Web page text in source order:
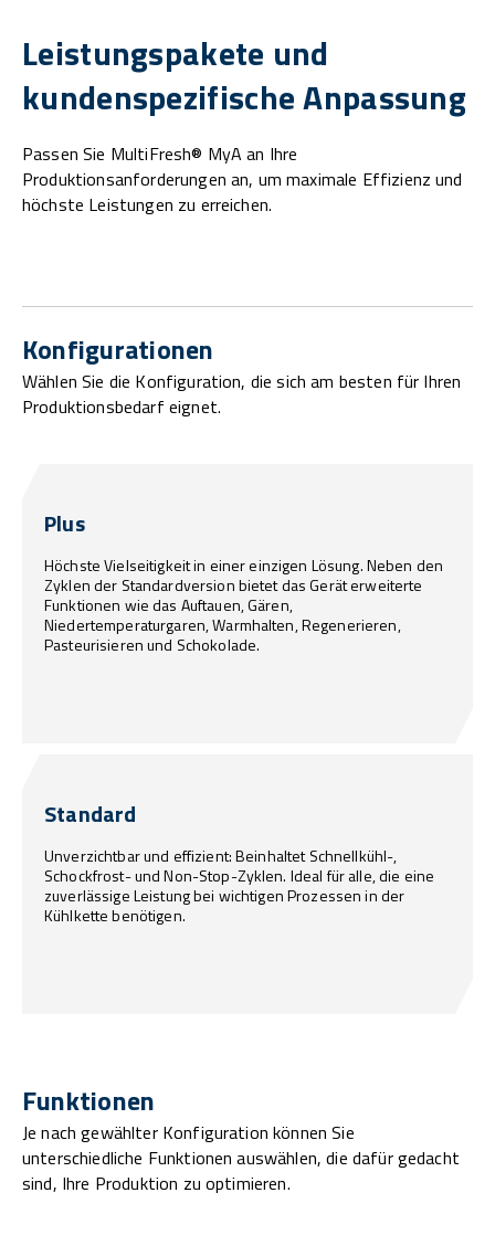
Leistungspakete und
kundenspezifische Anpassung
Passen Sie MultiFresh® MyA an Ihre
Produktionsanforderungen an, um maximale Effizienz und
höchste Leistungen zu erreichen.
Konfigurationen
Wählen Sie die Konfiguration, die sich am besten für Ihren
Produktionsbedarf eignet.
Plus
Höchste Vielseitigkeit in einer einzigen Lösung. Neben den
Zyklen der Standardversion bietet das Gerät erweiterte
Funktionen wie das Auftauen, Gären,
Niedertemperaturgaren, Warmhalten, Regenerieren,
Pasteurisieren und Schokolade.
Standard
Unverzichtbar und effizient: Beinhaltet Schnellkühl-,
Schockfrost- und Non-Stop-Zyklen. Ideal für alle, die eine
zuverlässige Leistung bei wichtigen Prozessen in der
Kühlkette benötigen.
Funktionen
Je nach gewählter Konfiguration können Sie
unterschiedliche Funktionen auswählen, die dafür gedacht
sind, Ihre Produktion zu optimieren.